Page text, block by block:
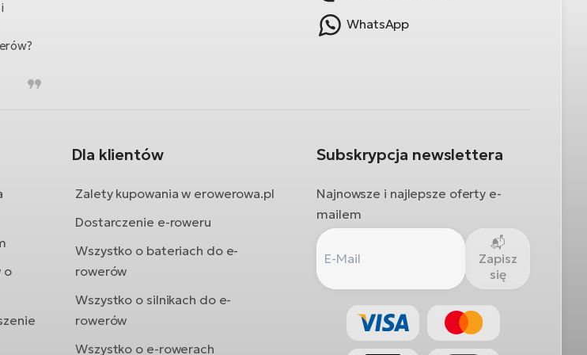
WhatsApp
o
Dla klientów
Zalety kupowania w erowerowa.pl
Dostarczenie e-roweru
Wszystko o bateriach do e-
rowerów
Wszystko o silnikach do e-
rowerów
Wszystko o e-rowerach
Subskrypcja newslettera
Najnowsze i najlepsze oferty e-
mailem
Zapisz
się